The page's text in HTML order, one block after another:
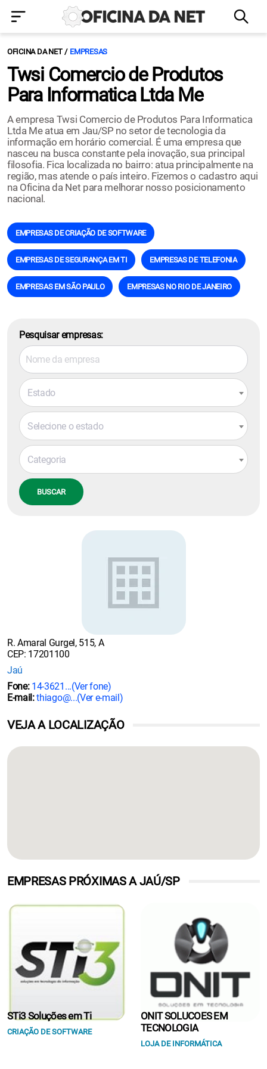
OFICINA DA NET EMPRESAS
Twsi Comercio de Produtos
Para Informatica Ltda Me
A empresa Twsi Comercio de Produtos Para Informatica
Ltda Me atua em Jau/SP no setor de tecnologia da
informação em horário comercial. É uma empresa que
nasceu na busca constante pela inovação, sua principal
filosofia. Fica localizada no bairro: atua principalmente na
região, mas atende o país inteiro. Fizemos o cadastro aqui
na Oficina da Net para melhorar nosso posicionamento
nacional.
EMPRESAS DE CRIAÇÃO DE SOFTWARE
EMPRESAS DE SEGURANÇA EM TI EMPRESAS DE TELEFONIA
EMPRESAS EM SÃO PAULO EMPRESAS NO RIO DE JANEIRO
Pesquisar empresas:
Estado
Selecione o estado
Categoria
BUSCAR
R. Amaral Gurgel, 515, A
CEP: 17201100
Jaú
Fone: 14-3621...(Ver fone)
E-mail:thiago@...(Ver e-mail)
VEJA A LOCALIZAÇÃO
EMPRESAS PRÓXIMAS A JAÚ/SP
STi3 Soluções em Ti
CRIAÇÃO DE SOFTWARE
ONIT SOLUCOES EM
TECNOLOGIA
LOJA DE INFORMÁTICA